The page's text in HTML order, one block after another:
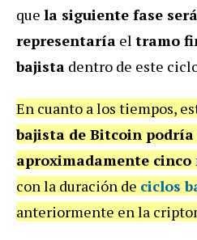
que la siguiente fase
representaría el tramo
bajista dentro de este
En cuanto a los tiempos,
bajista de Bitcoin
aproximadamente cinco
con la duración de ciclos
anteriormente en la